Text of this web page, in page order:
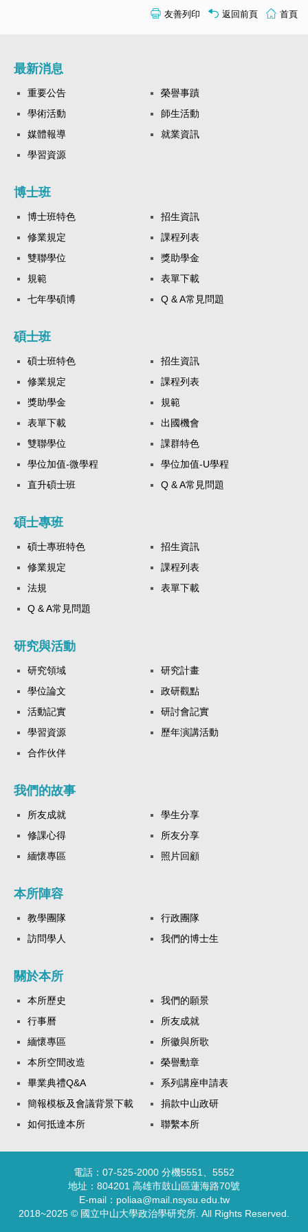
友善列印 返回前頁 首頁
最新消息
重要公告
榮譽事蹟
學術活動
師生活動
媒體報導
就業資訊
學習資源
博士班
博士班特色
招生資訊
修業規定
課程列表
雙聯學位
獎助學金
規範
表單下載
七年學碩博
Q & A常見問題
碩士班
碩士班特色
招生資訊
修業規定
課程列表
獎助學金
規範
表單下載
出國機會
雙聯學位
課群特色
學位加值-微學程
學位加值-U學程
直升碩士班
Q & A常見問題
碩士專班
碩士專班特色
招生資訊
修業規定
課程列表
法規
表單下載
Q & A常見問題
研究與活動
研究領域
研究計畫
學位論文
政研觀點
活動記實
研討會記實
學習資源
歷年演講活動
合作伙伴
我們的故事
所友成就
學生分享
修課心得
所友分享
緬懷專區
照片回顧
本所陣容
教學團隊
行政團隊
訪問學人
我們的博士生
關於本所
本所歷史
我們的願景
行事曆
所友成就
緬懷專區
所徽與所歌
本所空間改造
榮譽勳章
畢業典禮Q&A
系列講座申請表
簡報模板及會議背景下載
捐款中山政研
如何抵達本所
聯繫本所
電話：07-525-2000 分機5551、5552
地址：804201 高雄市鼓山區蓮海路70號
E-mail：poliaa@mail.nsysu.edu.tw
2018~2025 © 國立中山大學政治學研究所. All Rights Reserved.